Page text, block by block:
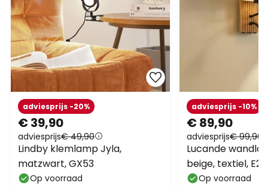
€ 39,90
adviesprijs€ 49,90
adviesprijs -20%
Lindby klemlamp Jyla,
matzwart, GX53
Op voorraad
€ 89,90
adviesprijs€ 99,90
adviesprijs -10%
Lucande
beige, textiel,
leeslampje
Op voorraad